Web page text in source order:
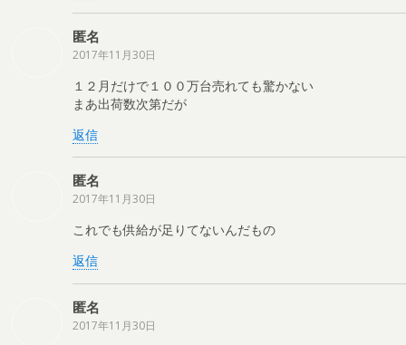
匿名
2017年11月30日
１２月だけで１００万台売れても驚かない
まあ出荷数次第だが
返信
匿名
2017年11月30日
これでも供給が足りてないんだもの
返信
匿名
2017年11月30日